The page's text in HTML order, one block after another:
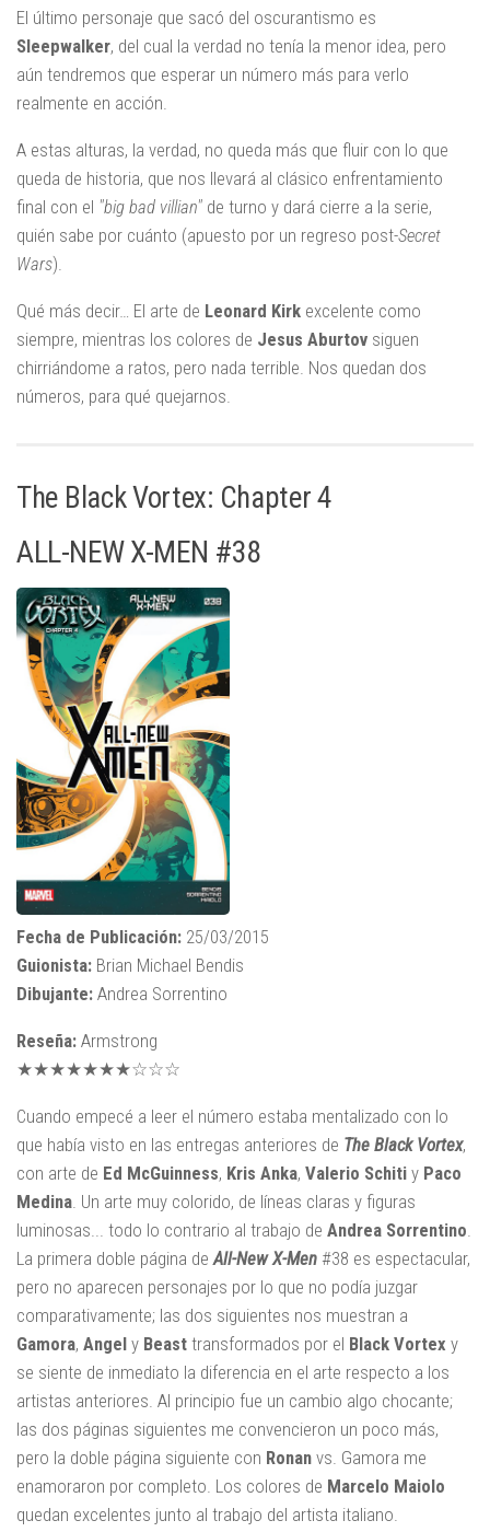
El último personaje que sacó del oscurantismo es
Sleepwalker, del cual la verdad no tenía la menor idea, pero
aún tendremos que esperar un número más para verlo
realmente en acción.
A estas alturas, la verdad, no queda más que fluir con lo que
queda de historia, que nos llevará al clásico enfrentamiento
final con el "big bad villian" de turno y dará cierre a la serie,
quién sabe por cuánto (apuesto por un regreso post-Secret
Wars).
Qué más decir… El arte de Leonard Kirk excelente como
siempre, mientras los colores de Jesus Aburtov siguen
chirriándome a ratos, pero nada terrible. Nos quedan dos
números, para qué quejarnos.
The Black Vortex: Chapter 4
ALL-NEW X-MEN #38
Fecha de Publicación: 25/03/2015
Guionista: Brian Michael Bendis
Dibujante: Andrea Sorrentino
Reseña: Armstrong
★★★★★★★☆☆☆
Cuando empecé a leer el número estaba mentalizado con lo
que había visto en las entregas anteriores de The Black Vortex,
con arte de Ed McGuinness, Kris Anka, Valerio Schiti y Paco
Medina . Un arte muy colorido, de líneas claras y figuras
luminosas... todo lo contrario al trabajo de Andrea Sorrentino
La primera doble página de All-New X-Men #38 es espectacular,
pero no aparecen personajes por lo que no podía juzgar
comparativamente; las dos siguientes nos muestran a
Gamora, Angel y Beast transformados por el Black Vortex y
se siente de inmediato la diferencia en el arte respecto a los
artistas anteriores. Al principio fue un cambio algo chocante;
las dos páginas siguientes me convencieron un poco más,
pero la doble página siguiente con Ronan vs. Gamora me
enamoraron por completo. Los colores de Marcelo Maiolo
quedan excelentes junto al trabajo del artista italiano.